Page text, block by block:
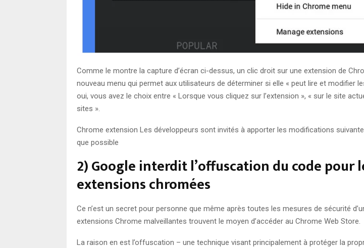
Comme le montre la capture d’écran ci-dessus, un clic droit sur une extension de
nouveau menu qui permet aux utilisateurs de déterminer si elle « peut lire et modifier
oui, vous avez le choix entre « Lorsque vous cliquez sur l’extension », « sur le site
sites ».
Chrome extension Les développeurs sont invités à apporter les modifications
que possible
2) Google interdit l’offuscation du code pour
extensions chromées
Ce n’est un secret pour personne que même après toutes les mesures de sécurité
extensions Chrome malveillantes trouvent le moyen d’accéder au Chrome Web Store.
La raison en est l’offuscation – une technique visant principalement à protéger la